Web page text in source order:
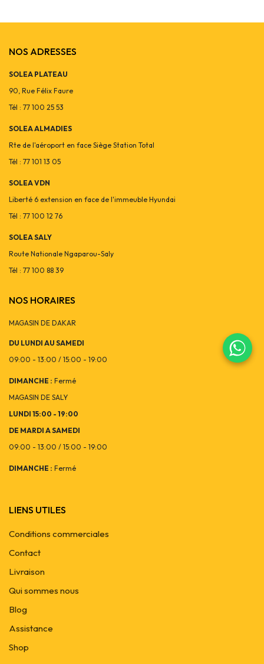
NOS ADRESSES
SOLEA PLATEAU
90, Rue Félix Faure
Tél : 77 100 25 53
SOLEA ALMADIES
Rte de l'aéroport en face Siège Station Total
Tél : 77 101 13 05
SOLEA VDN
Liberté 6 extension en face de l'immeuble Hyundai
Tél : 77 100 12 76
SOLEA SALY
Route Nationale Ngaparou-Saly
Tél : 77 100 88 39
NOS HORAIRES
MAGASIN DE DAKAR
DU LUNDI AU SAMEDI
09:00 - 13:00 / 15:00 - 19:00
DIMANCHE : Fermé
MAGASIN DE SALY
LUNDI 15:00 - 19:00
DE MARDI A SAMEDI
09:00 - 13:00 / 15:00 - 19:00
DIMANCHE : Fermé
LIENS UTILES
Conditions commerciales
Contact
Livraison
Qui sommes nous
Blog
Assistance
Shop